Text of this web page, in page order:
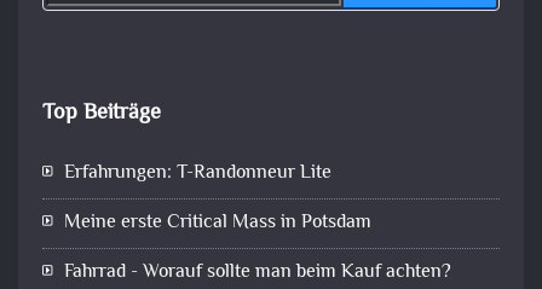
Top Beiträge
Erfahrungen: T-Randonneur Lite
Meine erste Critical Mass in Potsdam
Fahrrad - Worauf sollte man beim Kauf achten?